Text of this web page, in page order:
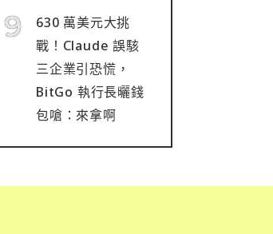
630 萬美元大挑
戰！Claude 誤駭
三企業引恐慌，
BitGo 執行長曬錢
包嗆：來拿啊